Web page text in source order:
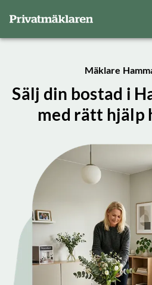
Mäklare
Sälj din bostad i
med rätt hjälp